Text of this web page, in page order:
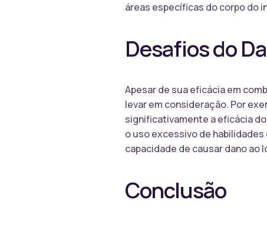
áreas específicas do corpo do
Desafios do
Apesar de sua eficácia em
levar em consideração. Por
significativamente a eficácia
o uso excessivo de
capacidade de causar dano ao
Conclusão